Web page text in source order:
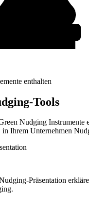
enthalten
Tools
Nudging Instrumente
in Ihrem Unternehmen
Präsentation